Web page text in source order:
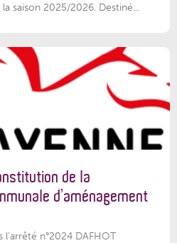
saison 2025/2026. Destiné...
de la
d’aménagement
n°2024 DAFHOT